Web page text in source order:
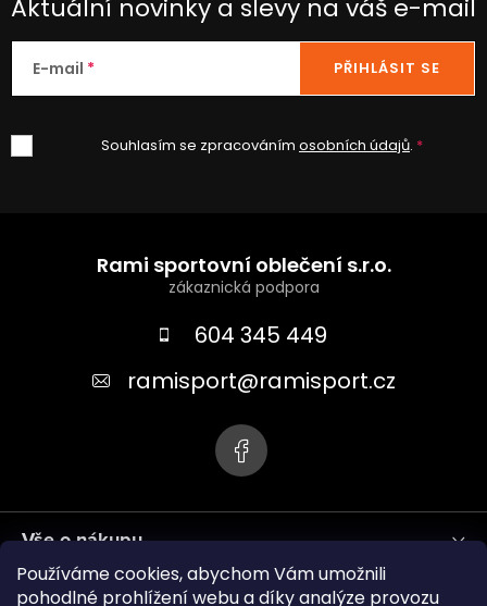
Používáme cookies, abychom Vám umožnili
pohodlné prohlížení webu a díky analýze provozu
Aktuální novinky a slevy na váš e-mail
E-mail
Souhlasím se zpracováním osobních údajů.
PŘIHLÁSIT SE
Rami sportovní oblečení s.r.o.
604 345 449
ramisport@ramisport.cz
Vše o nákupu
Informace pro vás